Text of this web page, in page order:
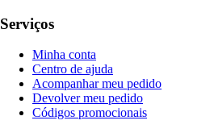
Serviços
Minha conta
Centro de ajuda
Acompanhar meu pedido
Devolver meu pedido
Códigos promocionais